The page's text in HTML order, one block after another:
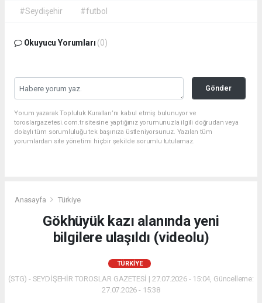
#Seydişehir #futbol
Okuyucu Yorumları (0)
Gönder
Yorum yazarak Topluluk Kuralları’nı kabul etmiş bulunuyor ve
toroslargazetesi.com.tr sitesine yaptığınız yorumunuzla ilgili doğrudan veya
dolaylı tüm sorumluluğu tek başınıza üstleniyorsunuz. Yazılan tüm
yorumlardan site yönetimi hiçbir şekilde sorumlu tutulamaz.
Anasayfa Türkiye
Gökhüyük kazı alanında yeni
bilgilere ulaşıldı (videolu)
TÜRKIYE
(STG) - SEYDİŞEHİR TOROSLAR GAZETESİ | 27.07.2026 - 15:04, Güncelleme:
27.07.2026 - 15:38